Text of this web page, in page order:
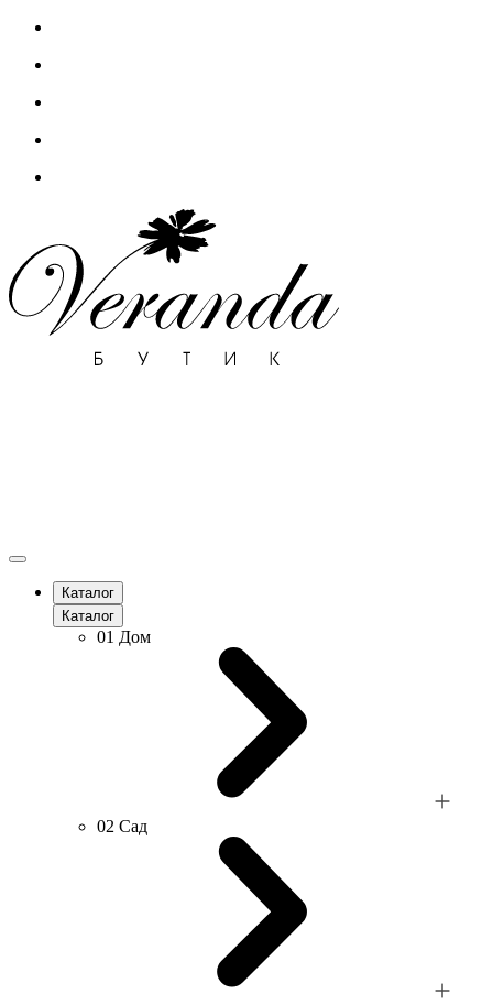
Каталог
Каталог
01 Дом
02 Сад